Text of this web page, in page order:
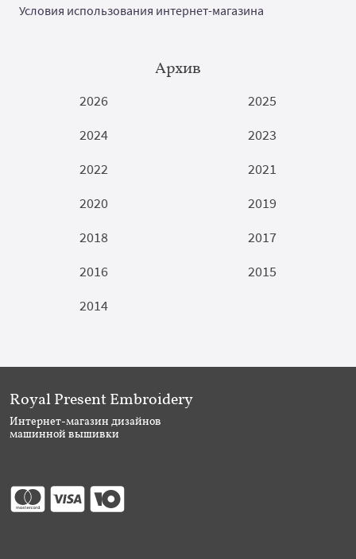
Условия использования интернет-магазина
Архив
2026
2025
2024
2023
2022
2021
2020
2019
2018
2017
2016
2015
2014
Royal Present Embroidery
Интернет-магазин дизайнов
машинной вышивки